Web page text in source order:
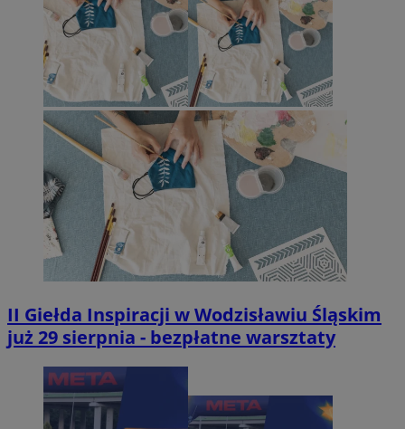
II Giełda Inspiracji w Wodzisławiu Śląskim
już 29 sierpnia - bezpłatne warsztaty